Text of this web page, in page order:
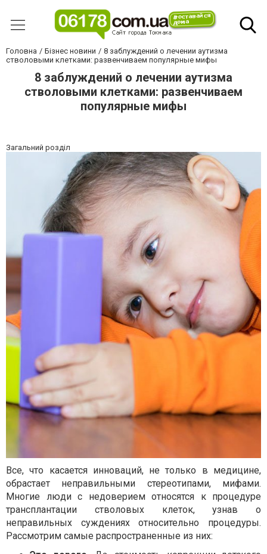
Головна Бізнес новини
8 заблуждений о лечении аутизма
стволовыми клетками: развенчиваем популярные мифы
8 заблуждений о лечении аутизма
стволовыми клетками: развенчиваем
популярные мифы
Загальний розділ
Все, что касается инноваций, не только в медицине,
обрастает неправильными стереотипами, мифами.
Многие люди с недоверием относятся к процедуре
трансплантации стволовых клеток, узнав о
неправильных суждениях относительно процедуры.
Рассмотрим самые распространенные из них: